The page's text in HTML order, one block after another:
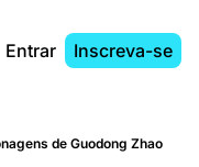
Entrar Inscreva-se
de Guodong Zhao